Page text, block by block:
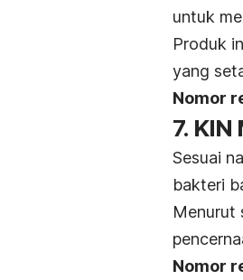
untuk
Produk
yang
Nomor
7.
Sesuai
bakteri
Menurut
Nomor